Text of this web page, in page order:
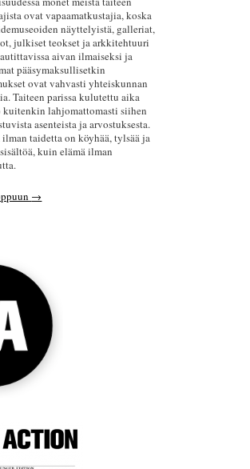
ovat vapaamatkustajia, koska
näyttelyistä, galleriat,
julkiset teokset ja arkkitehtuuri
aivan ilmaiseksi ja
pääsymaksullisetkin
ovat vahvasti yhteiskunnan
Taiteen parissa kulutettu aika
kuitenkin lahjomattomasti siihen
asenteista ja arvostuksesta.
ilman taidetta on köyhää, tylsää ja
kuin elämä ilman
→